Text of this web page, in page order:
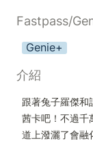
Fastpass/
Genie+
介紹
跟著兔子羅傑和
茜卡吧！不過千
道上潑灑了會融